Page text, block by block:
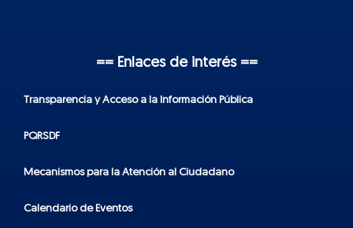
== Enlaces de interés ==
Transparencia y Acceso a la Información Pública
PQRSDF
Mecanismos para la Atención al Ciudadano
Calendario de Eventos